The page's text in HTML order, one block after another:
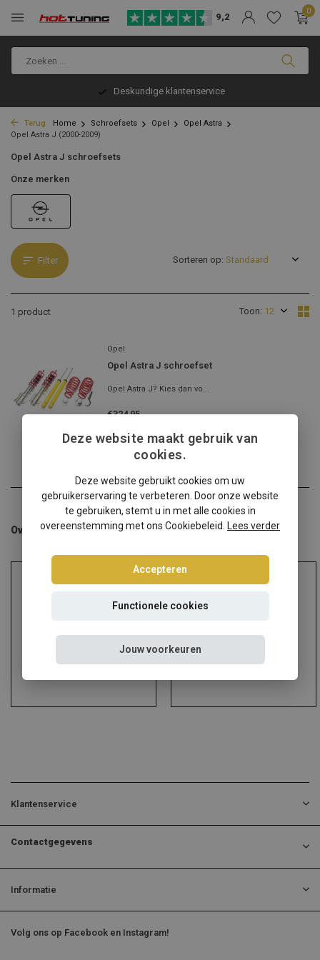
9,2
0
Deskundige klantenservice
Terug Home Schroefsets Opel
Opel Astra
Opel Astra J (2000-2009)
Opel Astra J schroefsets
Onze merken
Filter
1 product Toon:
Sorteren op:
Opel
Opel Astra J schroefset
Opel Astra J? Kies dan vo...
€324,95
Overige categorieën in Schroefsets
Audi Alfa Romeo
Klantenservice
Contactgegevens
Informatie
Volg ons op Facebook en Instagram!
Deze website maakt gebruik van
cookies.
Deze website gebruikt cookies om uw
gebruikerservaring te verbeteren. Door onze website
te gebruiken, stemt u in met alle cookies in
overeenstemming met ons Cookiebeleid.
Lees verder
Accepteren
Functionele cookies
Jouw voorkeuren